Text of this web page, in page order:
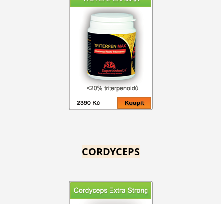
CORDYCEPS